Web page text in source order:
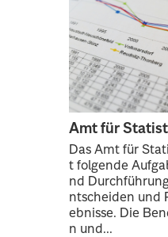
Amt für
Das Amt für
t folgende
nd
ntscheiden und
ebnisse. Die
n und...